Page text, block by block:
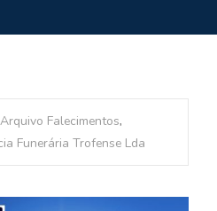
Arquivo Falecimentos,
Funerária Trofense Lda